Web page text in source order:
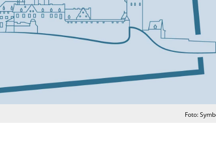
Foto: